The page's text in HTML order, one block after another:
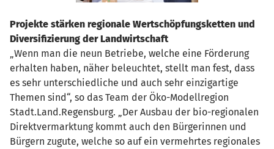
Projekte stärken regionale Wertschöpfungsketten und
Diversifizierung der Landwirtschaft
„Wenn man die neun Betriebe, welche eine Förderung
erhalten haben, näher beleuchtet, stellt man fest, dass
es sehr unterschiedliche und auch sehr einzigartige
Themen sind“, so das Team der Öko-Modellregion
Stadt.Land.Regensburg. „Der Ausbau der bio-regionalen
Direktvermarktung kommt auch den Bürgerinnen und
Bürgern zugute, welche so auf ein vermehrtes regionales